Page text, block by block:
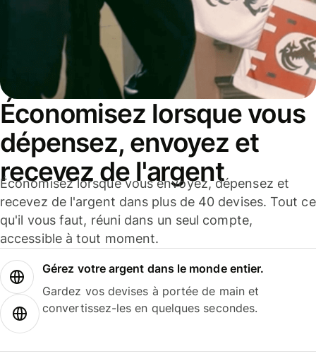
Économisez lorsque vous
dépensez, envoyez et
recevez de l'argent
Économisez lorsque vous envoyez, dépensez et
recevez de l'argent dans plus de 40 devises. Tout ce
qu'il vous faut, réuni dans un seul compte,
accessible à tout moment.
Gérez votre argent dans le monde entier.
Gardez vos devises à portée de main et
convertissez-les en quelques secondes.